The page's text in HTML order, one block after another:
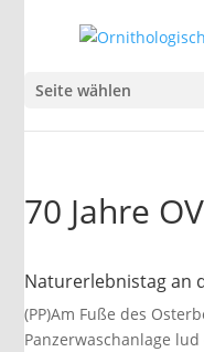
Seite wählen
70 Jahre
Naturerlebnistag an
(PP)Am Fuße des
Panzerwaschanlage